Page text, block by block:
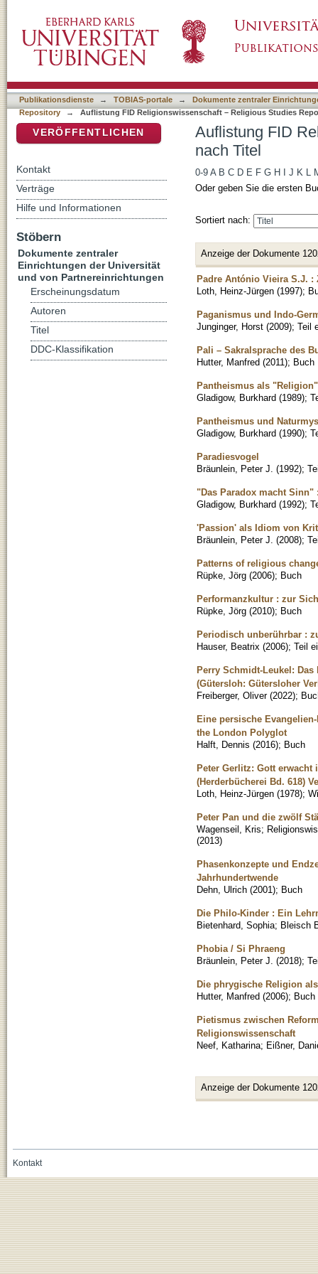
Publikationsdienste → TOBIAS-portale →
Dokumente zentraler
Repository
→ Auflistung FID Religionswissenschaft – Religious Studies
Auflistung FID
nach Titel
0-9 A B C D E F G H J K L
Oder geben Sie die ersten
Sortiert nach:
Anzeige der Dokumente
Padre António Vieira S.J.
Loth, Heinz-Jürgen (1997);
Paganismus und Indo-
Junginger, Horst (2009); Teil
Pali – Sakralsprache des
Hutter, Manfred (2011); Buch
Pantheismus als
Gladigow, Burkhard (1989);
Pantheismus und
Gladigow, Burkhard (1990);
Paradiesvogel
Bräunlein, Peter J. (1992);
"Das Paradox macht
Gladigow, Burkhard (1992);
'Passion' als Idiom von
Bräunlein, Peter J. (2008);
Patterns of religious
Rüpke, Jörg (2006); Buch
Performanzkultur : zur
Rüpke, Jörg (2010); Buch
Periodisch unberührbar :
Hauser, Beatrix (2006); Teil
Perry Schmidt-Leukel:
(Gütersloh: Gütersloher
Freiberger, Oliver (2022);
Eine persische
the London Polyglot
Halft, Dennis (2016); Buch
Peter Gerlitz: Gott
(Herderbücherei Bd. 618)
Loth, Heinz-Jürgen (1978);
Peter Pan und die zwölf
Wagenseil, Kris;
(2013)
Phasenkonzepte und
Jahrhundertwende
Dehn, Ulrich (2001); Buch
Die Philo-Kinder : Ein
Bietenhard, Sophia; Bleisch
Phobia / Si Phraeng
Bräunlein, Peter J. (2018);
Die phrygische Religion
Hutter, Manfred (2006); Buch
Pietismus zwischen
Religionswissenschaft
Neef, Katharina; Eißner,
Anzeige der Dokumente
VERÖFFENTLICHEN
Kontakt
Verträge
Hilfe und Informationen
Stöbern
Dokumente zentraler
Einrichtungen der Universität
und von Partnereinrichtungen
Erscheinungsdatum
Autoren
Titel
DDC-Klassifikation
Kontakt